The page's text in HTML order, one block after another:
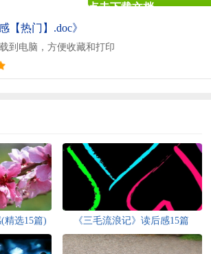
【热门】.doc》
到电脑，方便收藏和打印
点击下载文档
精选15篇) 《三毛流浪记》读后感15篇